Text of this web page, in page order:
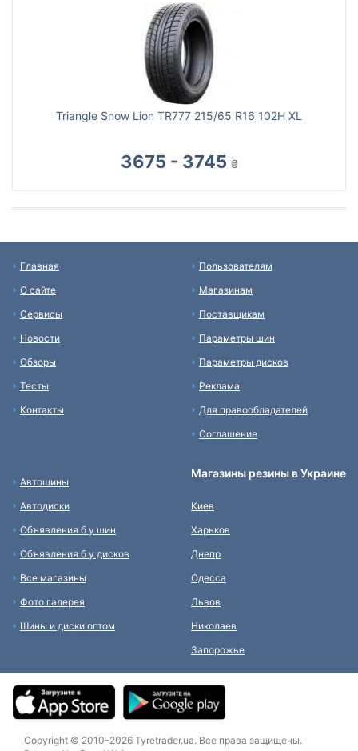
Triangle Snow Lion TR777 215/65 R16 102H XL
3675 - 3745 ₴
Главная
О сайте
Сервисы
Новости
Обзоры
Тесты
Контакты
Пользователям
Магазинам
Поставщикам
Параметры шин
Параметры дисков
Реклама
Для правообладателей
Соглашение
Автошины
Автодиски
Объявления б у шин
Объявления б у дисков
Все магазины
Фото галерея
Шины и диски оптом
Магазины резины в Украине
Киев
Харьков
Днепр
Одесса
Львов
Николаев
Запорожье
Copyright © 2010-2026 Tyretrader.ua. Все права защищены.